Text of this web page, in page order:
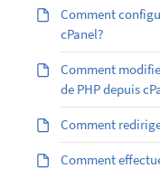
Comment
cPanel?
Comment
de PHP depuis
Comment
Comment